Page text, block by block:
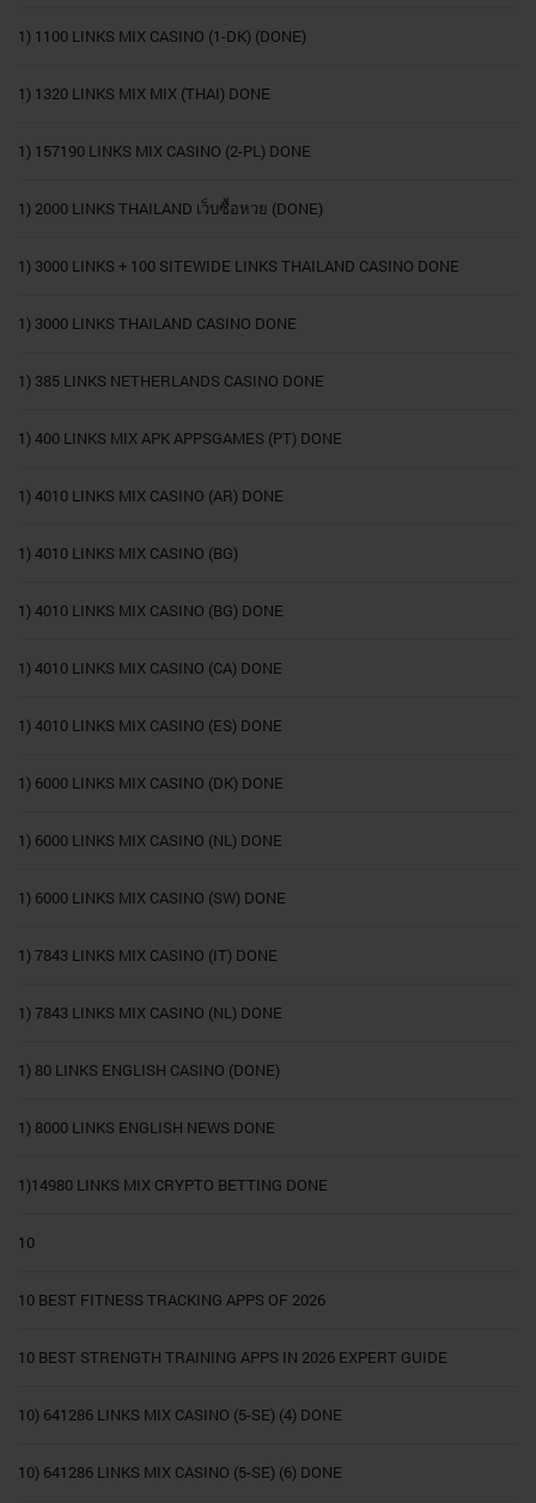
1) 1100 LINKS MIX CASINO (1-DK) (DONE)
1) 1320 LINKS MIX MIX (THAI) DONE
1) 157190 LINKS MIX CASINO (2-PL) DONE
1) 2000 LINKS THAILAND เว็บซื้อหวย (DONE)
1) 3000 LINKS + 100 SITEWIDE LINKS THAILAND CASINO DONE
1) 3000 LINKS THAILAND CASINO DONE
1) 385 LINKS NETHERLANDS CASINO DONE
1) 400 LINKS MIX APK APPSGAMES (PT) DONE
1) 4010 LINKS MIX CASINO (AR) DONE
1) 4010 LINKS MIX CASINO (BG)
1) 4010 LINKS MIX CASINO (BG) DONE
1) 4010 LINKS MIX CASINO (CA) DONE
1) 4010 LINKS MIX CASINO (ES) DONE
1) 6000 LINKS MIX CASINO (DK) DONE
1) 6000 LINKS MIX CASINO (NL) DONE
1) 6000 LINKS MIX CASINO (SW) DONE
1) 7843 LINKS MIX CASINO (IT) DONE
1) 7843 LINKS MIX CASINO (NL) DONE
1) 80 LINKS ENGLISH CASINO (DONE)
1) 8000 LINKS ENGLISH NEWS DONE
1)14980 LINKS MIX CRYPTO BETTING DONE
10
10 BEST FITNESS TRACKING APPS OF 2026
10 BEST STRENGTH TRAINING APPS IN 2026 EXPERT GUIDE
10) 641286 LINKS MIX CASINO (5-SE) (4) DONE
10) 641286 LINKS MIX CASINO (5-SE) (6) DONE